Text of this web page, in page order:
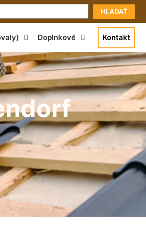
HĽADAŤ
Doplnkové Kontakt